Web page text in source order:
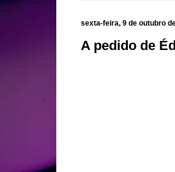
sexta-feira, 9 de outubro
A pedido de